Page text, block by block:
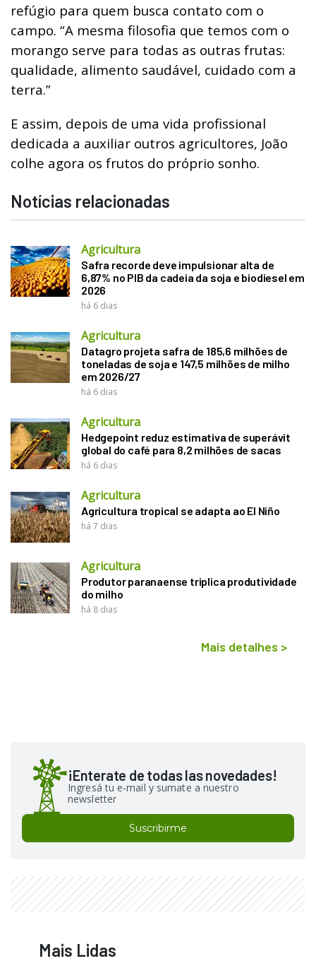
refúgio para quem busca contato com o
campo. “A mesma filosofia que temos com o
morango serve para todas as outras frutas:
qualidade, alimento saudável, cuidado com a
terra.”
E assim, depois de uma vida profissional
dedicada a auxiliar outros agricultores, João
colhe agora os frutos do próprio sonho.
Notícias relacionadas
Agricultura
Safra recorde deve impulsionar alta de
6,87% no PIB da cadeia da soja e biodiesel em
2026
há 6 dias
Agricultura
Datagro projeta safra de 185,6 milhões de
toneladas de soja e 147,5 milhões de milho
em 2026/27
há 6 dias
Agricultura
Hedgepoint reduz estimativa de superávit
global do café para 8,2 milhões de sacas
há 6 dias
Agricultura
Agricultura tropical se adapta ao El Niño
há 7 dias
Agricultura
Produtor paranaense triplica produtividade
do milho
há 8 dias
Mais detalhes >
¡Enterate de todas las novedades!
Ingresá tu e-mail y sumate a nuestro
newsletter
Suscribirme
Mais Lidas